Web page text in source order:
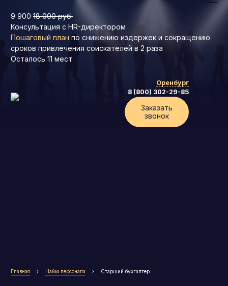
9 900 18 000 руб.
Консультация с HR-директором
Пошаговый план по снижению издержек и сокращению
сроков привлечения соискателей в 2 раза
Осталось 11 мест
Оренбург
8 (800) 302-29-85
Заказать
звонок
Главная › Найм персонала › Старший бухгалтер